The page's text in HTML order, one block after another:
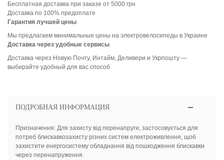
Бесплатная доставка при заказе от 5000 грн
Доставка по 100% предоплате
Гарантия лучшей цены
Мы предлагаем минимальные цены на электровелосипеды в Украине
Доставка через удобные сервисы
Доставка через Новую Почту, Интайм, Деливери и Укрпошту —
выбирайте удобный для вас способ
ПОДРОБНАЯ ИНФОРМАЦИЯ
Призначення: Для захисту від перенапруги, застосовується для
потреб блискавкозахисту різних систем електроживлення, щоб
захистити енергосистему обладнання від пошкодження блискавки
через перенапруження.